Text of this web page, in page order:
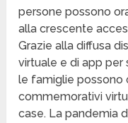
persone possono
alla crescente
Grazie alla diffusa
virtuale e di app per
le famiglie possono
commemorativi
case. La pandemia